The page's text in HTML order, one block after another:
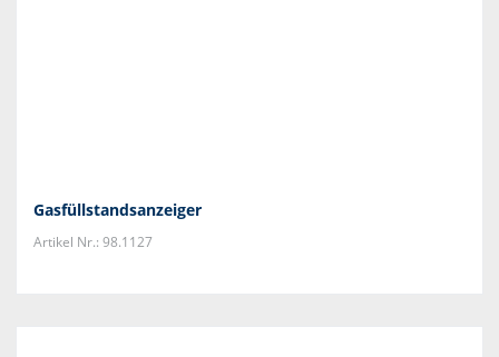
Gasfüllstandsanzeiger
Artikel Nr.: 98.1127